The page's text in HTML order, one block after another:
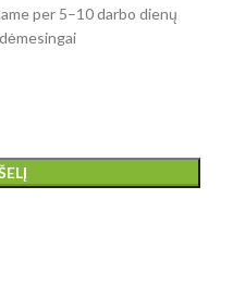
per 5–10 darbo dienų